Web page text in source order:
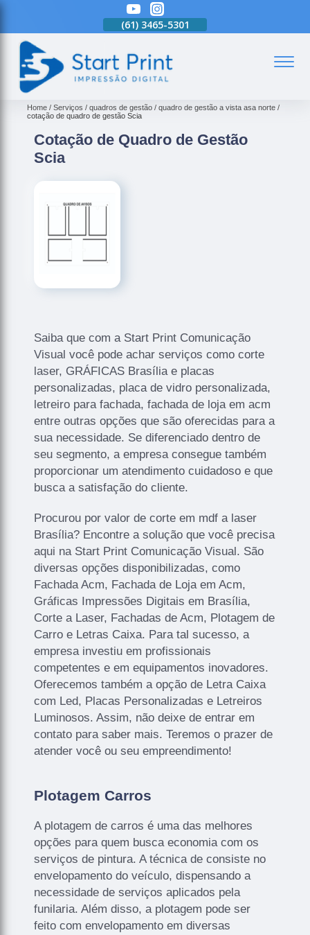
(61) 3465-5301
Home Serviços quadros de gestão
quadro de gestão a vista asa norte
cotação de quadro de gestão Scia
Cotação de Quadro de Gestão
Scia
Saiba que com a Start Print Comunicação
Visual você pode achar serviços como corte
laser, GRÁFICAS Brasília e placas
personalizadas, placa de vidro personalizada,
letreiro para fachada, fachada de loja em acm
entre outras opções que são oferecidas para a
sua necessidade. Se diferenciado dentro de
seu segmento, a empresa consegue também
proporcionar um atendimento cuidadoso e que
busca a satisfação do cliente.
Procurou por valor de corte em mdf a laser
Brasília? Encontre a solução que você precisa
aqui na Start Print Comunicação Visual. São
diversas opções disponibilizadas, como
Fachada Acm, Fachada de Loja em Acm,
Gráficas Impressões Digitais em Brasília,
Corte a Laser, Fachadas de Acm, Plotagem de
Carro e Letras Caixa. Para tal sucesso, a
empresa investiu em profissionais
competentes e em equipamentos inovadores.
Oferecemos também a opção de Letra Caixa
com Led, Placas Personalizadas e Letreiros
Luminosos. Assim, não deixe de entrar em
contato para saber mais. Teremos o prazer de
atender você ou seu empreendimento!
Plotagem Carros
A plotagem de carros é uma das melhores
opções para quem busca economia com os
serviços de pintura. A técnica de consiste no
envelopamento do veículo, dispensando a
necessidade de serviços aplicados pela
funilaria. Além disso, a plotagem pode ser
feito com envelopamento em diversas